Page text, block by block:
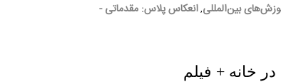
بین‌المللی,انعکاس پلاس: مقدماتی -
خانه + فیلم